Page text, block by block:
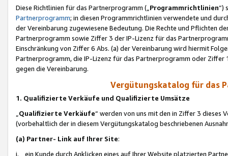
Diese Richtlinien für das Partnerprogramm („Programmrichtlinien“)
Partnerprogramm; in diesen Programmrichtlinien verwendete und
der Vereinbarung zugewiesene Bedeutung. Die Rechte und Pflichten
Partnerprogramm sowie Ziffer 3 der IP-Lizenz für das
Einschränkung von Ziffer 6 Abs. (a) der Vereinbarung wird hiermit
Partnerprogramm, die IP-Lizenz für das Partnerprogramm oder
gegen die Vereinbarung.
Vergütungskatalog für das
1. Qualifizierte Verkäufe und Qualifizierte Umsätze
Qualifizierte Verkäufe“ werden von uns mit den in Ziffer 3
(vorbehaltlich der in diesem Vergütungskatalog beschriebenen
(a) Partner- Link auf Ihrer Site:
i. ein Kunde durch Anklicken eines auf Ihrer Website platzierten